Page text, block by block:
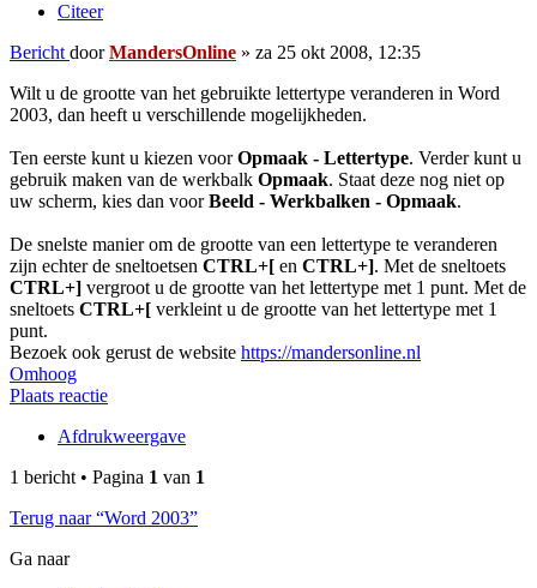
Citeer
Bericht doorMandersOnline » za 25 okt 2008, 12:35
Wilt u de grootte van het gebruikte lettertype veranderen in Word
2003, dan heeft u verschillende mogelijkheden.
Ten eerste kunt u kiezen voorOpmaak - Lettertype. Verder kunt u
gebruik maken van de werkbalk Opmaak. Staat deze nog niet op
uw scherm, kies dan voorBeeld - Werkbalken - Opmaak.
De snelste manier om de grootte van een lettertype te veranderen
zijn echter de sneltoetsen CTRL+[ en CTRL+]. Met de sneltoets
CTRL+] vergroot u de grootte van het lettertype met 1 punt. Met de
sneltoets CTRL+[ verkleint u de grootte van het lettertype met 1
punt.
Bezoek ook gerust de website https://mandersonline.nl
Omhoog
Plaats reactie
Afdrukweergave
1 bericht • Pagina 1 van 1
Terug naar “Word 2003”
Ga naar